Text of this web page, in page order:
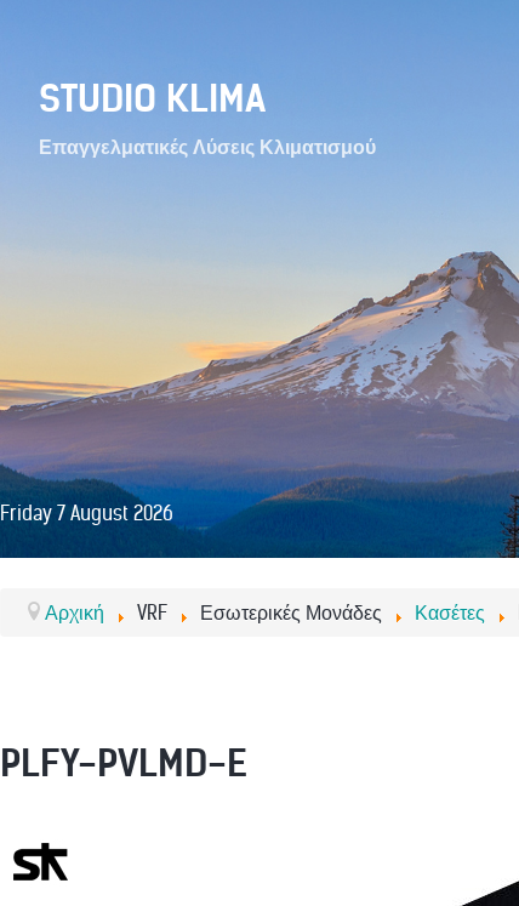
STUDIO KLIMA
Επαγγελματικές Λύσεις Κλιματισμού
Friday 7 August 2026
Αρχική VRF Εσωτερικές Μονάδες Κασέτες
PLFY-PVLMD-E